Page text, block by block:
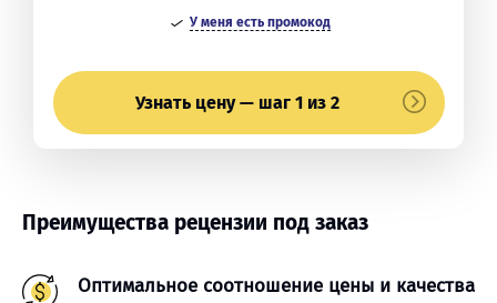
У меня есть промокод
Узнать цену — шаг 1 из 2
Преимущества рецензии под заказ
Оптимальное соотношение цены и качества